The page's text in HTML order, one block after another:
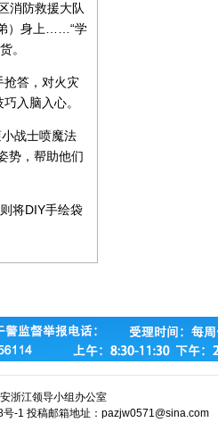
消防救援大队
弟）身上……“学
。
答，对火灾
入脑入心。
战士喷魔法
势，帮助他们
将DIY手绘袋
浙江领导小组办公室
-1 投稿邮箱地址：pazjw0571@sina.com